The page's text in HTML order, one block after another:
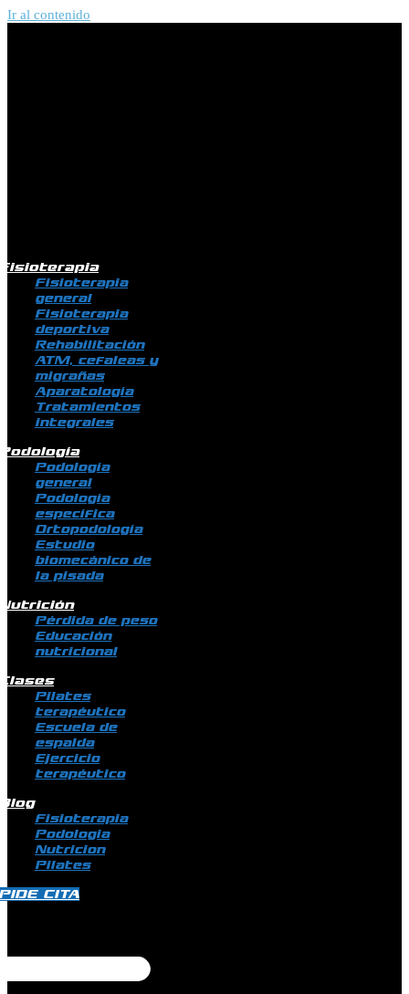
Ir al contenido
Fisioterapia
general
Fisioterapia
deportiva
Rehabilitación
ATM, cefaleas y
migrañas
Aparatología
Tratamientos
integrales
Podología
general
Podología
específica
Ortopodología
Estudio
biomecánico de
la pisada
Pérdida de peso
Educación
nutricional
Pilates
terapéutico
Escuela de
espalda
Ejercicio
terapéutico
Fisioterapia
Podologia
Nutricion
Pilates
CITA